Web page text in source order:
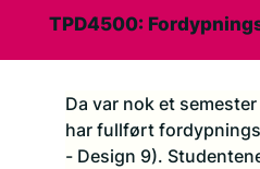
TPD4500:
Da var nok et
har fullført
- Design 9).